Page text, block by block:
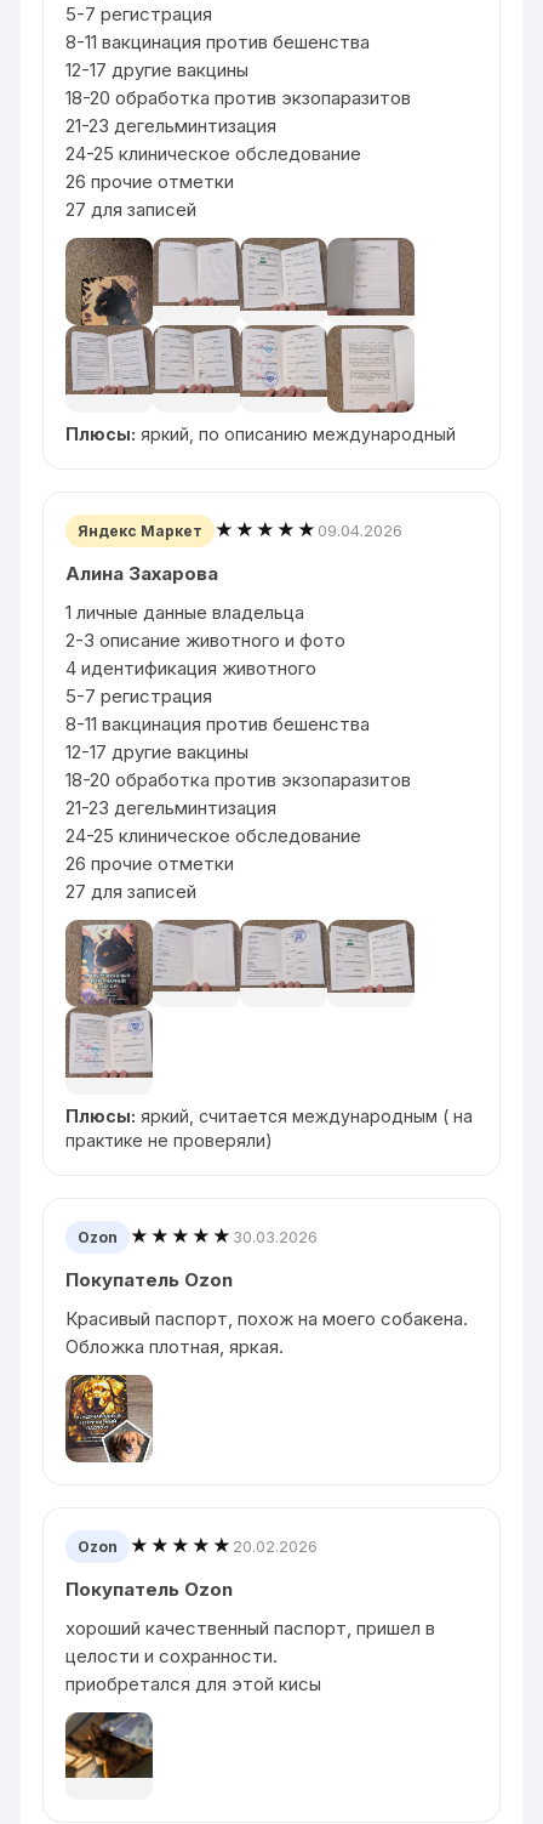
5-7 регистрация
8-11 вакцинация против бешенства
12-17 другие вакцины
18-20 обработка против экзопаразитов
21-23 дегельминтизация
24-25 клиническое обследование
26 прочие отметки
27 для записей
Плюсы: яркий, по описанию международный
Яндекс Маркет ★★★★★ 09.04.2026
Алина Захарова
1 личные данные владельца
2-3 описание животного и фото
4 идентификация животного
5-7 регистрация
8-11 вакцинация против бешенства
12-17 другие вакцины
18-20 обработка против экзопаразитов
21-23 дегельминтизация
24-25 клиническое обследование
26 прочие отметки
27 для записей
Плюсы: яркий, считается международным ( на
практике не проверяли)
Ozon ★★★★★ 30.03.2026
Покупатель Ozon
Красивый паспорт, похож на моего собакена.
Обложка плотная, яркая.
Ozon ★★★★★ 20.02.2026
Покупатель Ozon
хороший качественный паспорт, пришел в
целости и сохранности.
приобретался для этой кисы